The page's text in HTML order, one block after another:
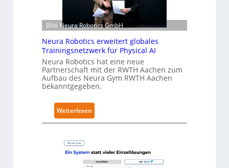
r
h
ä
l
t
S
e
c
u
r
t
L
Bild: Neura Robotics GmbH
Neura Robotics erweitert globales
Trainingsnetzwerk für Physical AI
Neura Robotics hat eine neue
Partnerschaft mit der RWTH Aachen zum
Aufbau des Neura Gym RWTH Aachen
bekanntgegeben.
Weiterlesen
N
r
a